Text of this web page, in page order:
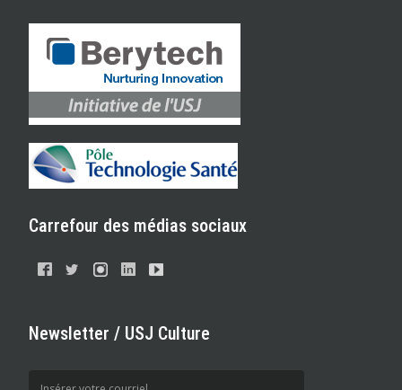
Carrefour des médias sociaux
Newsletter / USJ Culture